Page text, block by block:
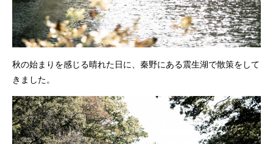
秋の始まりを感じる晴れた日に、秦野にある震生湖で散策をして
きました。